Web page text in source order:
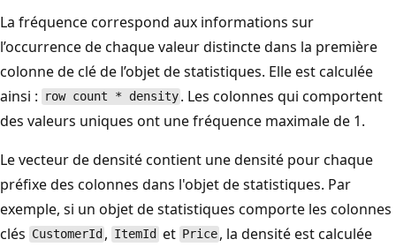
La fréquence correspond aux informations sur
l’occurrence de chaque valeur distincte dans la première
colonne de clé de l’objet de statistiques. Elle est calculée
ainsi :
row count * density . Les colonnes qui comportent
des valeurs uniques ont une fréquence maximale de 1.
Le vecteur de densité contient une densité pour chaque
préfixe des colonnes dans l'objet de statistiques. Par
exemple, si un objet de statistiques comporte les colonnes
clés CustomerId , ItemId et Price , la densité est calculée